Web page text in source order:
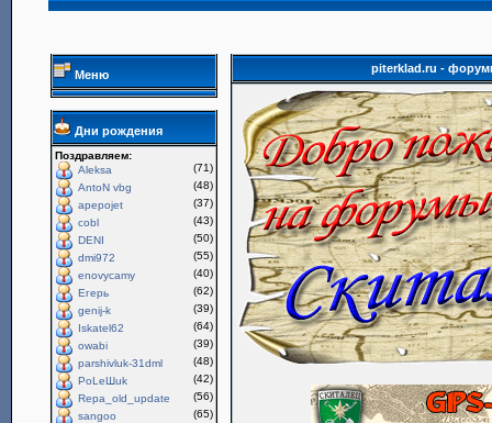
Меню
Дни рождения
Поздравляем:
Aleksa
(71)
AntoN vbg
(48)
apepojet
(37)
cobl
(43)
DENI
(50)
dmi972
(55)
enovycamy
(40)
Егерь
(62)
genij-k
(39)
Iskatel62
(64)
owabi
(39)
parshivluk-31dml
(48)
PoLeШuk
(42)
Repa_old_update
(56)
sangoo
(65)
piterklad.ru -